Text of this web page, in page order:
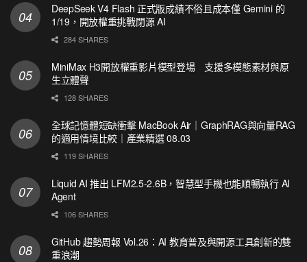
DeepSeek V4 Flash 正式版成績不俗且成本僅 Gemini 的
1/19，開放權重挑戰閉源 AI
284 SHARES
MiniMax H3開放權重影片模型登場 支援多模態素材與原
生立體聲
128 SHARES
全球記憶體短缺衝擊 MacBook Air｜GraphRAG與向量RAG
的適用情境比較｜產業精選 08.03
119 SHARES
Liquid AI 推出 LFM2.5-2.6B，智慧型手機也能順暢執行 AI
Agent
106 SHARES
GitHub 趨勢周報 Vol.26：AI 教育普及與開源工具創新的雙
重浪潮